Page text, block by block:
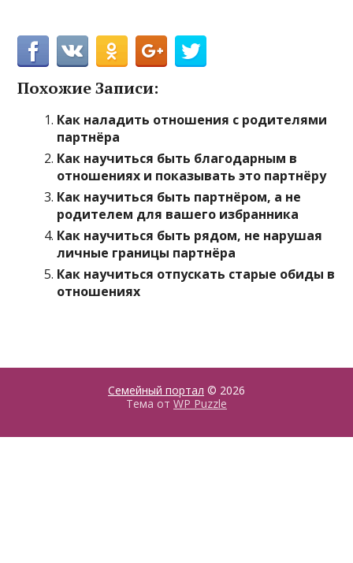
Похожие Записи:
Как наладить отношения с родителями
партнёра
Как научиться быть благодарным в
отношениях и показывать это партнёру
Как научиться быть партнёром, а не
родителем для вашего избранника
Как научиться быть рядом, не нарушая
личные границы партнёра
Как научиться отпускать старые обиды в
отношениях
Семейный портал © 2026
Тема от WP Puzzle